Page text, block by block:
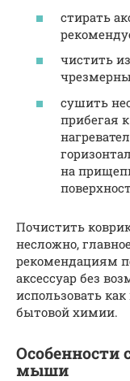
стирать
чистить
сушить
прибегая
на
Почистить
несложно,
рекомендациям
аксессуар без
использовать
бытовой химии.
Особенности
мыши